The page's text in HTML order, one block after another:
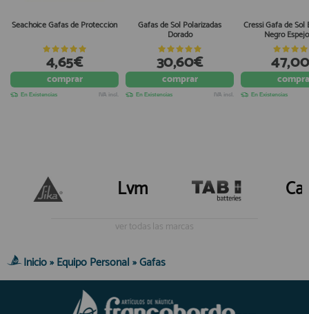
Seachoice Gafas de Protección
4,65€
comprar
En Existencias IVA incl.
Gafas de Sol Polarizadas
Dorado
30,60€
comprar
En Existencias IVA incl.
Cressi Gafa de Sol
Negro
En Existencias
Lvm
ver todas las marcas
Inicio»Equipo Personal»Gafas